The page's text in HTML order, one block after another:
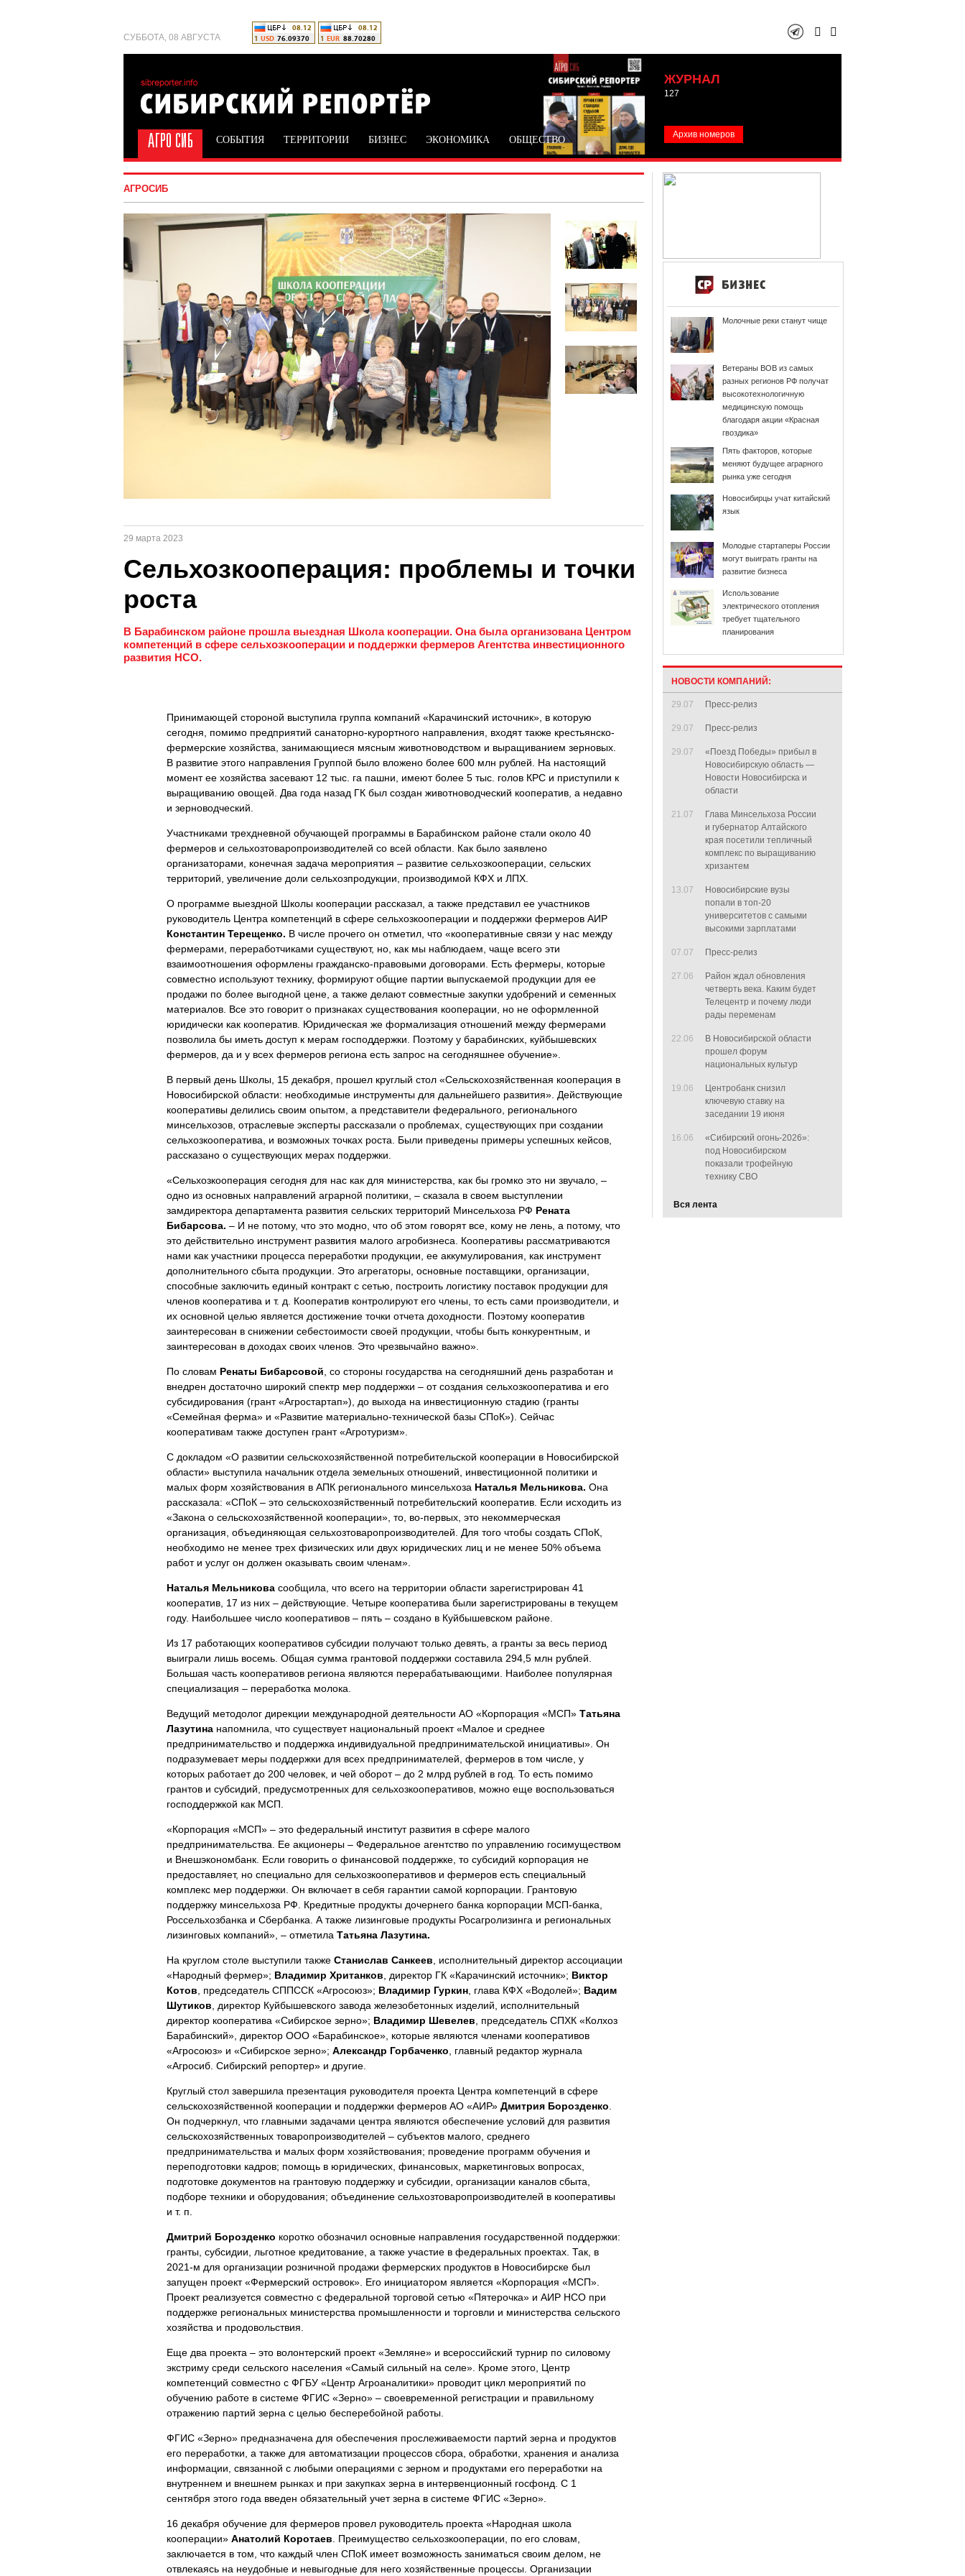
СУББОТА, 08 АВГУСТА
ЖУРНАЛ
127
Архив номеров
СОБЫТИЯ ТЕРРИТОРИИ БИЗНЕС ЭКОНОМИКА ОБЩЕСТВО
АГРОСИБ
29 марта 2023
Сельхозкооперация: проблемы и точки
роста
В Барабинском районе прошла выездная Школа кооперации. Она была организована Центром
компетенций в сфере сельхозкооперации и поддержки фермеров Агентства инвестиционного
развития НСО.
Принимающей стороной выступила группа компаний «Карачинский источник», в которую
сегодня, помимо предприятий санаторно-курортного направления, входят также крестьянско-
фермерские хозяйства, занимающиеся мясным животноводством и выращиванием зерновых.
В развитие этого направления Группой было вложено более 600 млн рублей. На настоящий
момент ее хозяйства засевают 12 тыс. га пашни, имеют более 5 тыс. голов КРС и приступили к
выращиванию овощей. Два года назад ГК был создан животноводческий кооператив, а недавно
и зерноводческий.
Участниками трехдневной обучающей программы в Барабинском районе стали около 40
фермеров и сельхозтоваропроизводителей со всей области. Как было заявлено
организаторами, конечная задача мероприятия – развитие сельхозкооперации, сельских
территорий, увеличение доли сельхозпродукции, производимой КФХ и ЛПХ.
О программе выездной Школы кооперации рассказал, а также представил ее участников
руководитель Центра компетенций в сфере сельхозкооперации и поддержки фермеров АИР
Константин Терещенко. В числе прочего он отметил, что «кооперативные связи у нас между
фермерами, переработчиками существуют, но, как мы наблюдаем, чаще всего эти
взаимоотношения оформлены гражданско-правовыми договорами. Есть фермеры, которые
совместно используют технику, формируют общие партии выпускаемой продукции для ее
продажи по более выгодной цене, а также делают совместные закупки удобрений и семенных
материалов. Все это говорит о признаках существования кооперации, но не оформленной
юридически как кооператив. Юридическая же формализация отношений между фермерами
позволила бы иметь доступ к мерам господдержки. Поэтому у барабинских, куйбышевских
фермеров, да и у всех фермеров региона есть запрос на сегодняшнее обучение».
В первый день Школы, 15 декабря, прошел круглый стол «Сельскохозяйственная кооперация в
Новосибирской области: необходимые инструменты для дальнейшего развития». Действующие
кооперативы делились своим опытом, а представители федерального, регионального
минсельхозов, отраслевые эксперты рассказали о проблемах, существующих при создании
сельхозкооператива, и возможных точках роста. Были приведены примеры успешных кейсов,
рассказано о существующих мерах поддержки.
«Сельхозкооперация сегодня для нас как для министерства, как бы громко это ни звучало, –
одно из основных направлений аграрной политики, – сказала в своем выступлении
замдиректора департамента развития сельских территорий Минсельхоза РФ Рената
Бибарсова. – И не потому, что это модно, что об этом говорят все, кому не лень, а потому, что
это действительно инструмент развития малого агробизнеса. Кооперативы рассматриваются
нами как участники процесса переработки продукции, ее аккумулирования, как инструмент
дополнительного сбыта продукции. Это агрегаторы, основные поставщики, организации,
способные заключить единый контракт с сетью, построить логистику поставок продукции для
членов кооператива и т. д. Кооператив контролируют его члены, то есть сами производители, и
их основной целью является достижение точки отчета доходности. Поэтому кооператив
заинтересован в снижении себестоимости своей продукции, чтобы быть конкурентным, и
заинтересован в доходах своих членов. Это чрезвычайно важно».
По словам Ренаты Бибарсовой , со стороны государства на сегодняшний день разработан и
внедрен достаточно широкий спектр мер поддержки – от создания сельхозкооператива и его
субсидирования (грант «Агростартап»), до выхода на инвестиционную стадию (гранты
«Семейная ферма» и «Развитие материально-технической базы СПоК»). Сейчас
кооперативам также доступен грант «Агротуризм».
С докладом «О развитии сельскохозяйственной потребительской кооперации в Новосибирской
области» выступила начальник отдела земельных отношений, инвестиционной политики и
малых форм хозяйствования в АПК регионального минсельхоза Наталья Мельникова. Она
рассказала: «СПоК – это сельскохозяйственный потребительский кооператив. Если исходить из
«Закона о сельскохозяйственной кооперации», то, во-первых, это некоммерческая
организация, объединяющая сельхозтоваропроизводителей. Для того чтобы создать СПоК,
необходимо не менее трех физических или двух юридических лиц и не менее 50% объема
работ и услуг он должен оказывать своим членам».
Наталья Мельникова сообщила, что всего на территории области зарегистрирован 41
кооператив, 17 из них – действующие. Четыре кооператива были зарегистрированы в текущем
году. Наибольшее число кооперативов – пять – создано в Куйбышевском районе.
Из 17 работающих кооперативов субсидии получают только девять, а гранты за весь период
выиграли лишь восемь. Общая сумма грантовой поддержки составила 294,5 млн рублей.
Большая часть кооперативов региона являются перерабатывающими. Наиболее популярная
специализация – переработка молока.
Ведущий методолог дирекции международной деятельности АО «Корпорация «МСП» Татьяна
Лазутина напомнила, что существует национальный проект «Малое и среднее
предпринимательство и поддержка индивидуальной предпринимательской инициативы». Он
подразумевает меры поддержки для всех предпринимателей, фермеров в том числе, у
которых работает до 200 человек, и чей оборот – до 2 млрд рублей в год. То есть помимо
грантов и субсидий, предусмотренных для сельхозкооперативов, можно еще воспользоваться
господдержкой как МСП.
«Корпорация «МСП» – это федеральный институт развития в сфере малого
предпринимательства. Ее акционеры – Федеральное агентство по управлению госимуществом
и Внешэкономбанк. Если говорить о финансовой поддержке, то субсидий корпорация не
предоставляет, но специально для сельхозкооперативов и фермеров есть специальный
комплекс мер поддержки. Он включает в себя гарантии самой корпорации. Грантовую
поддержку минсельхоза РФ. Кредитные продукты дочернего банка корпорации МСП-банка,
Россельхозбанка и Сбербанка. А также лизинговые продукты Росагролизинга и региональных
лизинговых компаний», – отметила Татьяна Лазутина.
На круглом столе выступили также Станислав Санкеев , исполнительный директор ассоциации
«Народный фермер»; Владимир Хританков , директор ГК «Карачинский источник»; Виктор
Котов , председатель СППССК «Агросоюз»; Владимир Гуркин , глава КФХ «Водолей»; Вадим
Шутиков , директор Куйбышевского завода железобетонных изделий, исполнительный
директор кооператива «Сибирское зерно»; Владимир Шевелев , председатель СПХК «Колхоз
Барабинский», директор ООО «Барабинское», которые являются членами кооперативов
«Агросоюз» и «Сибирское зерно»; Александр Горбаченко , главный редактор журнала
«Агросиб. Сибирский репортер» и другие.
Круглый стол завершила презентация руководителя проекта Центра компетенций в сфере
сельскохозяйственной кооперации и поддержки фермеров АО «АИР» Дмитрия Борозденко
Он подчеркнул, что главными задачами центра являются обеспечение условий для развития
сельскохозяйственных товаропроизводителей – субъектов малого, среднего
предпринимательства и малых форм хозяйствования; проведение программ обучения и
переподготовки кадров; помощь в юридических, финансовых, маркетинговых вопросах,
подготовке документов на грантовую поддержку и субсидии, организации каналов сбыта,
подборе техники и оборудования; объединение сельхозтоваропроизводителей в кооперативы
и т. п.
Дмитрий Борозденко коротко обозначил основные направления государственной поддержки:
гранты, субсидии, льготное кредитование, а также участие в федеральных проектах. Так, в
2021-м для организации розничной продажи фермерских продуктов в Новосибирске был
запущен проект «Фермерский островок». Его инициатором является «Корпорация «МСП».
Проект реализуется совместно с федеральной торговой сетью «Пятерочка» и АИР НСО при
поддержке региональных министерства промышленности и торговли и министерства сельского
хозяйства и продовольствия.
Еще два проекта – это волонтерский проект «Земляне» и всероссийский турнир по силовому
экстриму среди сельского населения «Самый сильный на селе». Кроме этого, Центр
компетенций совместно с ФГБУ «Центр Агроаналитики» проводит цикл мероприятий по
обучению работе в системе ФГИС «Зерно» – своевременной регистрации и правильному
отражению партий зерна с целью бесперебойной работы.
ФГИС «Зерно» предназначена для обеспечения прослеживаемости партий зерна и продуктов
его переработки, а также для автоматизации процессов сбора, обработки, хранения и анализа
информации, связанной с любыми операциями с зерном и продуктами его переработки на
внутреннем и внешнем рынках и при закупках зерна в интервенционный госфонд. C 1
сентября этого года введен обязательный учет зерна в системе ФГИС «Зерно».
16 декабря обучение для фермеров провел руководитель проекта «Народная школа
кооперации» Анатолий Коротаев . Преимущество сельхозкооперации, по его словам,
заключается в том, что каждый член СПоК имеет возможность заниматься своим делом, не
отвлекаясь на неудобные и невыгодные для него хозяйственные процессы. Организации
Молочные реки станут чище
Ветераны ВОВ из самых
разных регионов РФ получат
высокотехнологичную
медицинскую помощь
благодаря акции «Красная
гвоздика»
Пять факторов, которые
меняют будущее аграрного
рынка уже сегодня
Новосибирцы учат китайский
язык
Молодые стартаперы России
могут выиграть гранты на
развитие бизнеса
Использование
электрического отопления
требует тщательного
планирования
НОВОСТИ КОМПАНИЙ:
29.07 Пресс-релиз
29.07 Пресс-релиз
29.07
«Поезд Победы» прибыл в
Новосибирскую область —
Новости Новосибирска и
области
21.07
Глава Минсельхоза России
и губернатор Алтайского
края посетили тепличный
комплекс по выращиванию
хризантем
13.07
Новосибирские вузы
попали в топ-20
университетов с самыми
высокими зарплатами
07.07 Пресс-релиз
27.06
Район ждал обновления
четверть века. Каким будет
Телецентр и почему люди
рады переменам
22.06
В Новосибирской области
прошел форум
национальных культур
19.06
Центробанк снизил
ключевую ставку на
заседании 19 июня
16.06
«Сибирский огонь-2026»:
под Новосибирском
показали трофейную
технику СВО
Вся лента